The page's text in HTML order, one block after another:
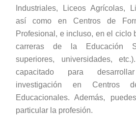
Industriales, Liceos Agrícolas,
así como en Centros de
Profesional, e incluso, en el ciclo
carreras de la Educación
superiores, universidades,
capacitado para
investigación en Centros
Educacionales. Además,
particular la profesión.